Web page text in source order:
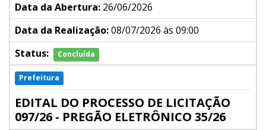
Data da Abertura: 26/06/2026
Data da Realização:08/07/2026 às 09:00
Status:
Concluída
Prefeitura
EDITAL DO PROCESSO DE LICITAÇÃO
097/26 - PREGÃO ELETRÔNICO 35/26